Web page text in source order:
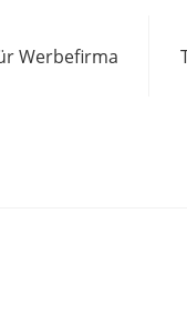
Werbefirma